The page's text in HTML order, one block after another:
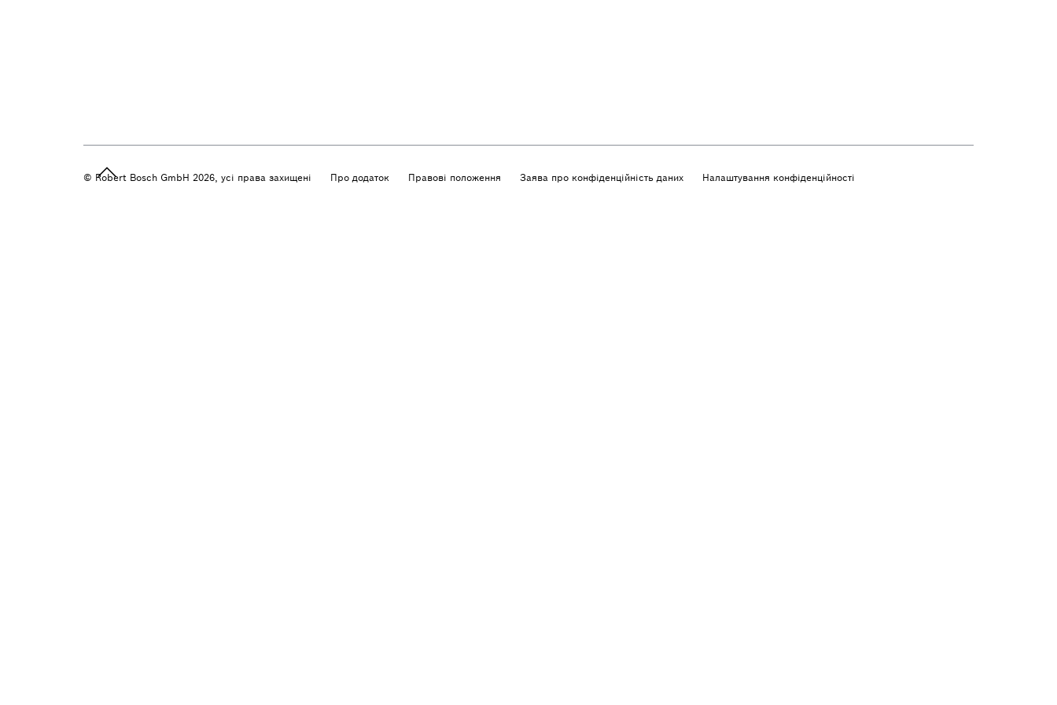
Про додаток Правові положення Заява про конфіденційність даних Налаштування конфіденційності
© Robert Bosch GmbH 2026, усі права захищені